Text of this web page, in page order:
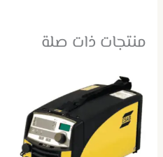
منتجات ذات صلة